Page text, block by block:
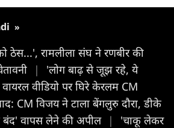
»
ठेस...', रामलीला संघ ने रणबीर की
|
'लोग बाढ़ से जूझ रहे, ये
वीडियो पर घिरे केरलम CM
CM विजय ने टाला बेंगलुरु दौरा, डीके
बंद' वापस लेने की अपील |
'चाकू लेकर